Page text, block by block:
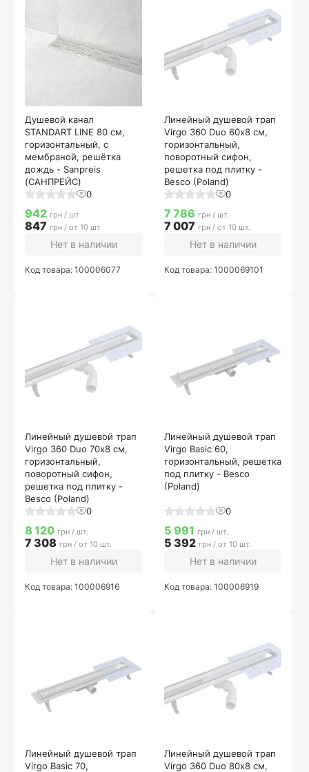
Душевой канал
STANDART LINE 80 см,
горизонтальный, с
мембраной, решётка
дождь - Sanpreis
(САНПРЕЙС)
0
942 грн / шт
847 грн / от 10 шт
Нет в наличии
Код товара: 100006077
Линейный душевой трап
Virgo 360 Duo 60х8 см,
горизонтальный,
поворотный сифон,
решетка под плитку -
Besco (Poland)
0
7 786 грн / шт.
7 007 грн / от 10 шт.
Нет в наличии
Код товара: 1000069101
Линейный душевой трап
Virgo 360 Duo 70х8 см,
горизонтальный,
поворотный сифон,
решетка под плитку -
Besco (Poland)
0
8 120 грн / шт.
7 308 грн / от 10 шт.
Нет в наличии
Код товара: 100006916
Линейный душевой трап
Virgo Basic 60,
горизонтальный, решетка
под плитку - Besco
(Poland)
0
5 991 грн / шт.
5 392 грн / от 10 шт.
Нет в наличии
Код товара: 100006919
Линейный душевой трап
Virgo Basic 70,
Линейный душевой трап
Virgo 360 Duo 80х8 см,